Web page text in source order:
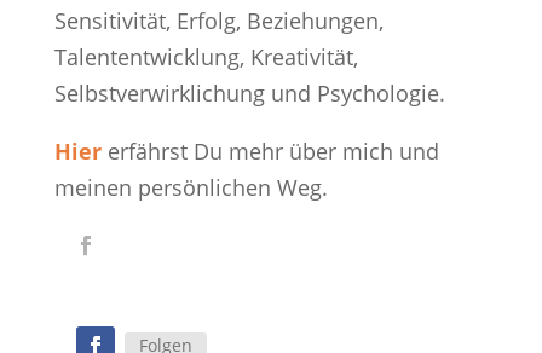
Sensitivität, Erfolg, Beziehungen,
Talententwicklung, Kreativität,
Selbstverwirklichung und Psychologie.
Hiererfährst Du mehr über mich und
meinen persönlichen Weg.
Folgen